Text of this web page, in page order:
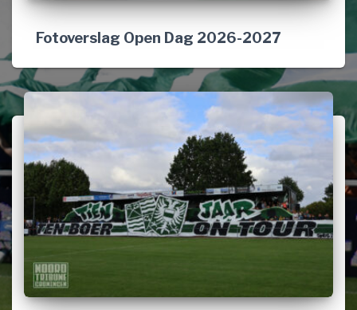
Fotoverslag Open Dag 2026-2027